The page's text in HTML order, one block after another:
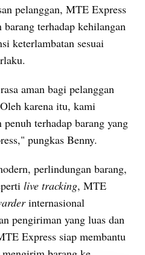
pelanggan, MTE Express
terhadap kehilangan
keterlambatan sesuai
aman bagi pelanggan
karena itu, kami
terhadap barang yang
pungkas Benny.
perlindungan barang,
live tracking, MTE
internasional
pengiriman yang luas dan
Express siap membantu